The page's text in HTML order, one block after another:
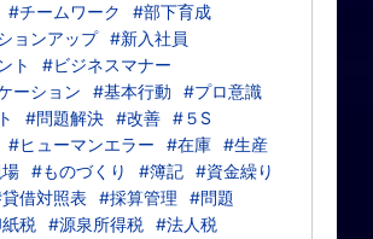
#チームワーク
#部下育成
ョンアップ #新入社員
ト
#ビジネスマナー
ーション
#基本行動
#プロ意識
#問題解決 #改善 #５S
#ヒューマンエラー #在庫 #生産
#ものづくり #簿記 #資金繰り
借対照表 #採算管理
#問題
税 #源泉所得税 #法人税